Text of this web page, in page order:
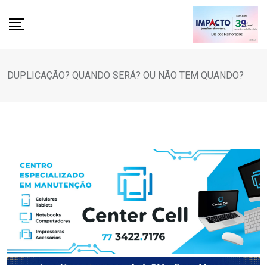
DUPLICAÇÃO? QUANDO SERÁ? OU NÃO TEM QUANDO?